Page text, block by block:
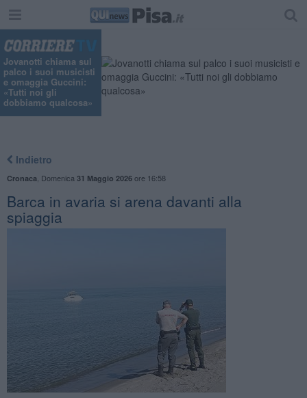
Jovanotti chiama sul
palco i suoi musicisti
e omaggia Guccini:
«Tutti noi gli
dobbiamo qualcosa»
Indietro
Cronaca Domenica 31 Maggio 2026ore 16:58
Barca in avaria si arena davanti alla
spiaggia